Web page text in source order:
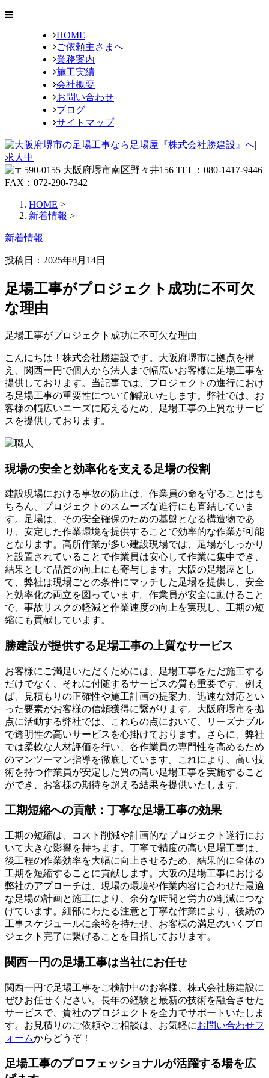
HOME
ご依頼主さまへ
業務案内
施工実績
会社概要
お問い合わせ
ブログ
サイトマップ
HOME >
新着情報 >
新着情報
投稿日：2025年8月14日
足場工事がプロジェクト成功に不可欠
な理由
足場工事がプロジェクト成功に不可欠な理由
こんにちは！株式会社勝建設です。大阪府堺市に拠点を構
え、関西一円で個人から法人まで幅広いお客様に足場工事を
提供しております。当記事では、プロジェクトの進行におけ
る足場工事の重要性について解説いたします。弊社では、お
客様の幅広いニーズに応えるため、足場工事の上質なサービ
スを提供しております。
現場の安全と効率化を支える足場の役割
建設現場における事故の防止は、作業員の命を守ることはも
ちろん、プロジェクトのスムーズな進行にも直結していま
す。足場は、その安全確保のための基盤となる構造物であ
り、安定した作業環境を提供することで効率的な作業が可能
となります。高所作業が多い建設現場では、足場がしっかり
と設置されていることで作業員は安心して作業に集中でき、
結果として品質の向上にも寄与します。大阪の足場屋とし
て、弊社は現場ごとの条件にマッチした足場を提供し、安全
と効率化の両立を図っています。作業員が安全に動けること
で、事故リスクの軽減と作業速度の向上を実現し、工期の短
縮にも貢献しています。
勝建設が提供する足場工事の上質なサービス
お客様にご満足いただくためには、足場工事をただ施工する
だけでなく、それに付随するサービスの質も重要です。例え
ば、見積もりの正確性や施工計画の提案力、迅速な対応とい
った要素がお客様の信頼獲得に繋がります。大阪府堺市を拠
点に活動する弊社では、これらの点において、リーズナブル
で透明性の高いサービスを心掛けております。さらに、弊社
では柔軟な人材評価を行い、各作業員の専門性を高めるため
のマンツーマン指導を徹底しています。これにより、高い技
術を持つ作業員が安定した質の高い足場工事を実施すること
ができ、お客様の期待を超える結果を提供いたします。
工期短縮への貢献：丁寧な足場工事の効果
工期の短縮は、コスト削減や計画的なプロジェクト遂行にお
いて大きな影響を持ちます。丁寧で精度の高い足場工事は、
後工程の作業効率を大幅に向上させるため、結果的に全体の
工期を短縮することに貢献します。大阪の足場工事における
弊社のアプローチは、現場の環境や作業内容に合わせた最適
な足場の計画と施工により、余分な時間と労力の削減につな
げています。細部にわたる注意と丁寧な作業により、後続の
工事スケジュールに余裕を持たせ、お客様の満足のいくプロ
ジェクト完了に繋げることを目指しております。
関西一円の足場工事は当社にお任せ
関西一円で足場工事をご検討中のお客様、株式会社勝建設に
ぜひお任せください。長年の経験と最新の技術を融合させた
サービスで、貴社のプロジェクトを全力でサポートいたしま
す。お見積りのご依頼やご相談は、お気軽にお問い合わせフ
ォームからどうぞ！
足場工事のプロフェッショナルが活躍する場を広